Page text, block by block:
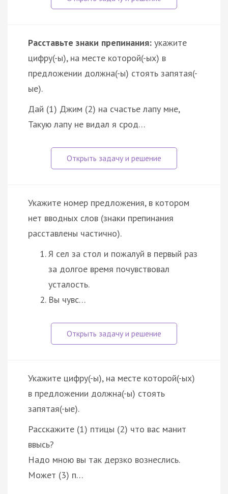
Расставьте знаки препинания: укажите
цифру(-ы), на месте которой(-ых) в
предложении должна(-ы) стоять запятая(-
ые).
Дай (1) Джим (2) на счастье лапу мне,
Такую лапу не видал я срод…
Укажите номер предложения, в котором
нет вводных слов (знаки препинания
расставлены частично).
Я сел за стол и пожалуй в первый раз
за долгое время почувствовал
усталость.
Вы чувс…
Укажите цифру(-ы), на месте которой(-ых)
в предложении должна(-ы) стоять
запятая(-ые).
Расскажите (1) птицы (2) что вас манит
ввысь?
Надо мною вы так дерзко вознеслись.
Может (3) п…